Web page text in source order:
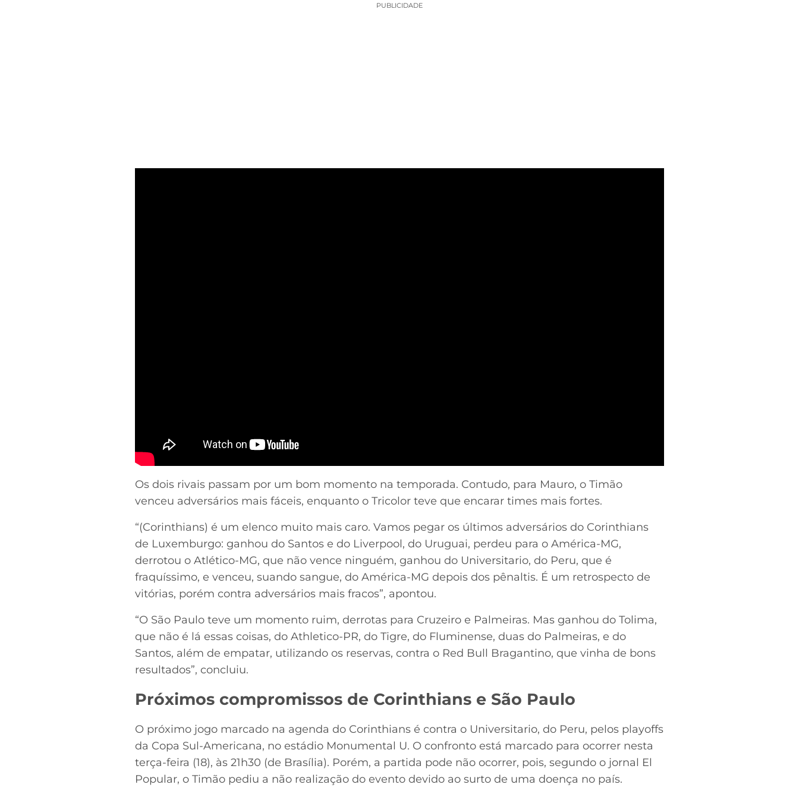
PUBLICIDADE
Os dois rivais passam por um bom momento na temporada. Contudo, para Mauro, o Timão
venceu adversários mais fáceis, enquanto o Tricolor teve que encarar times mais fortes.
“(Corinthians) é um elenco muito mais caro. Vamos pegar os últimos adversários do Corinthians
de Luxemburgo: ganhou do Santos e do Liverpool, do Uruguai, perdeu para o América-MG,
derrotou o Atlético-MG, que não vence ninguém, ganhou do Universitario, do Peru, que é
fraquíssimo, e venceu, suando sangue, do América-MG depois dos pênaltis. É um retrospecto de
vitórias, porém contra adversários mais fracos”, apontou.
“O São Paulo teve um momento ruim, derrotas para Cruzeiro e Palmeiras. Mas ganhou do Tolima,
que não é lá essas coisas, do Athletico-PR, do Tigre, do Fluminense, duas do Palmeiras, e do
Santos, além de empatar, utilizando os reservas, contra o Red Bull Bragantino, que vinha de bons
resultados”, concluiu.
Próximos compromissos de Corinthians e São Paulo
O próximo jogo marcado na agenda do Corinthians é contra o Universitario, do Peru, pelos playoffs
da Copa Sul-Americana, no estádio Monumental U. O confronto está marcado para ocorrer nesta
terça-feira (18), às 21h30 (de Brasília). Porém, a partida pode não ocorrer, pois, segundo o jornal El
Popular, o Timão pediu a não realização do evento devido ao surto de uma doença no país.